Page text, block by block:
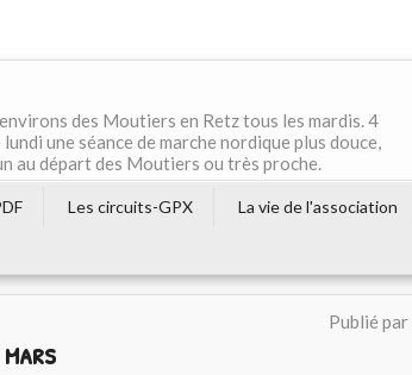
des Moutiers en Retz tous les mardis. 4
une séance de marche nordique plus douce,
au départ des Moutiers ou très proche.
Les circuits-GPX La vie de l'association
Publié par